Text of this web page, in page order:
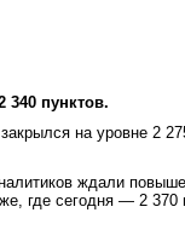
340 пунктов.
на уровне 2
ждали
где сегодня — 2 370